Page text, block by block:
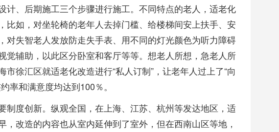
计、后期施工三个步骤进行施工。不同特点的老人，适老化
比如，对坐轮椅的老年人去掉门槛、给楼梯间安上扶手、安
对失智老人发放防走失手表、用不同的灯光颜色为听力障碍
觉辅助，以此区分卧室和客厅等等。想老人所想，急老人所
市徐汇区就适老化改造进行“私人订制”，让老年人过上了“向
率和满意度均达到100％。
制度创新。纵观全国，在上海、江苏、杭州等发达地区，适
，改造的内容也从室内延伸到了室外，但在西南山区等地，